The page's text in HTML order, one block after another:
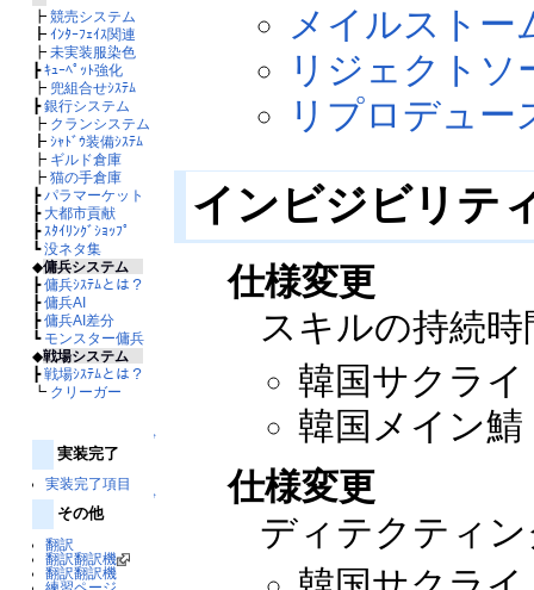
┣ 競売システム
┣ ｲﾝﾀｰﾌｪｲｽ関連
┣ 未実装服染色
┣ｷｭｰﾍﾟｯﾄ強化
┣ 兜組合せｼｽﾃﾑ
┣銀行システム
┣ クランシステム
┣ ｼｬﾄﾞｳ装備ｼｽﾃﾑ
┣ ギルド倉庫
┣ 猫の手倉庫
┣パラマーケット
┣ 大都市貢献
┣ ｽﾀｲﾘﾝｸﾞｼｮｯﾌﾟ
┗没ネタ集
◆傭兵システム
┣傭兵ｼｽﾃﾑとは？
┣傭兵AI
┣傭兵AI差分
┗ モンスター傭兵
◆戦場システム
┣戦場ｼｽﾃﾑとは？
┗ クリーガー
↑
実装完了
実装完了項目
↑
その他
翻訳
翻訳翻訳機
翻訳翻訳機
メイルストー
リジェクトソ
リプロデュー
インビジビリテ
仕様変更
スキルの持続
韓国サクライ
韓国メイン鯖
仕様変更
ディテクティ